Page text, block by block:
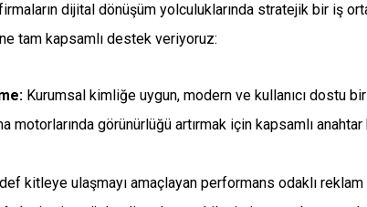
dijital dönüşüm yolculuklarında stratejik bir iş
tam kapsamlı destek veriyoruz:
Kurumsal kimliğe uygun, modern ve kullanıcı dostu
motorlarında görünürlüğü artırmak için kapsamlı
kitleye ulaşmayı amaçlayan performans odaklı